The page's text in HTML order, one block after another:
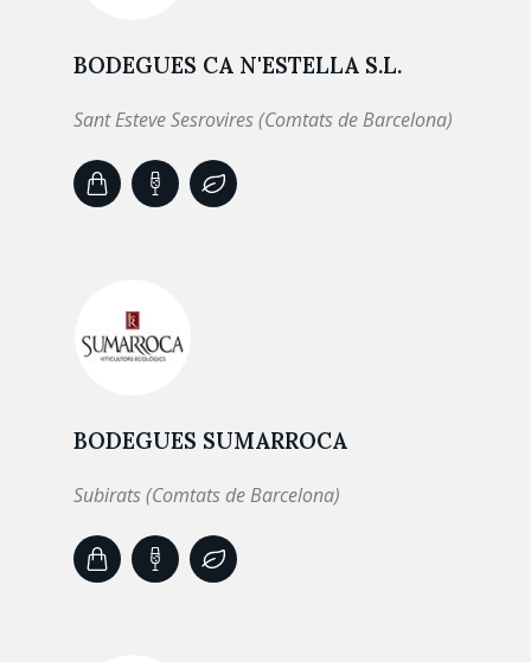
BODEGUES CA N'ESTELLA S.L.
Sant Esteve Sesrovires (Comtats de Barcelona)
BODEGUES SUMARROCA
Subirats (Comtats de Barcelona)